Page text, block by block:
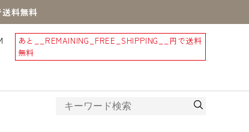
料無料
あと __REMAINING_FREE_SHIPPING__
円で送料
無料